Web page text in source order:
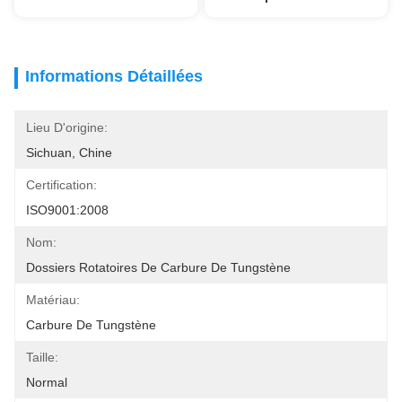
Informations Détaillées
Lieu D'origine:
Sichuan, Chine
Certification:
ISO9001:2008
Nom:
Dossiers Rotatoires De Carbure De Tungstène
Matériau:
Carbure De Tungstène
Taille:
Normal